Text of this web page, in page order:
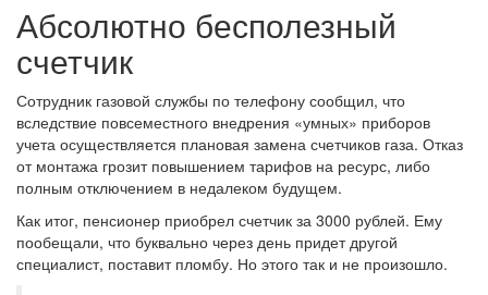
Абсолютно бесполезный
счетчик
Сотрудник газовой службы по телефону сообщил, что
вследствие повсеместного внедрения «умных» приборов
учета осуществляется плановая замена счетчиков газа. Отказ
от монтажа грозит повышением тарифов на ресурс, либо
полным отключением в недалеком будущем.
Как итог, пенсионер приобрел счетчик за 3000 рублей. Ему
пообещали, что буквально через день придет другой
специалист, поставит пломбу. Но этого так и не произошло.